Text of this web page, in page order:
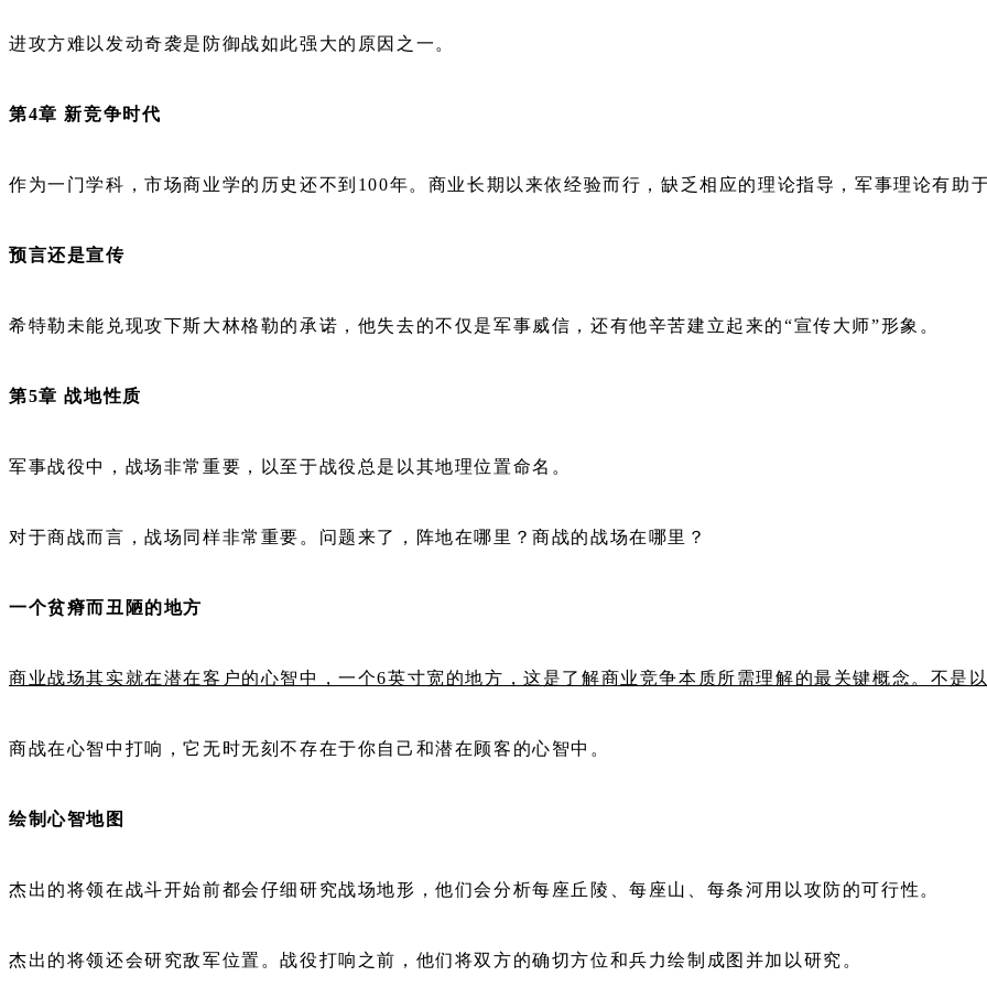
进攻方难以发动奇袭是防御战如此强大的原因之一。
第4章 新竞争时代
作为一门学科，市场商业学的历史还不到100年。商业长期以来依经验而行，缺乏相应的理论指导，军事理论有助
预言还是宣传
希特勒未能兑现攻下斯大林格勒的承诺，他失去的不仅是军事威信，还有他辛苦建立起来的“宣传大师”形象。
第5章 战地性质
军事战役中，战场非常重要，以至于战役总是以其地理位置命名。
对于商战而言，战场同样非常重要。问题来了，阵地在哪里？商战的战场在哪里？
一个贫瘠而丑陋的地方
商业战场其实就在潜在客户的心智中，一个6英寸宽的地方，这是了解商业竞争本质所需理解的最关键概念。不是
商战在心智中打响，它无时无刻不存在于你自己和潜在顾客的心智中。
绘制心智地图
杰出的将领在战斗开始前都会仔细研究战场地形，他们会分析每座丘陵、每座山、每条河用以攻防的可行性。
杰出的将领还会研究敌军位置。战役打响之前，他们将双方的确切方位和兵力绘制成图并加以研究。